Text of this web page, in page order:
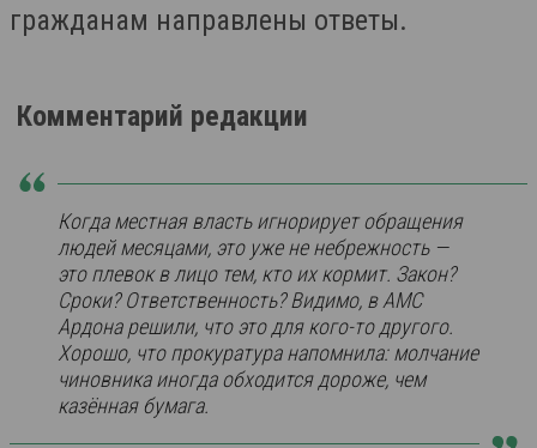
гражданам направлены ответы.
Комментарий редакции
Когда местная власть игнорирует обращения
людей месяцами, это уже не небрежность —
это плевок в лицо тем, кто их кормит. Закон?
Сроки? Ответственность? Видимо, в АМС
Ардона решили, что это для кого-то другого.
Хорошо, что прокуратура напомнила: молчание
чиновника иногда обходится дороже, чем
казённая бумага.